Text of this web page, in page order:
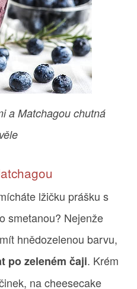
a Matchagou chutná
lžičku prášku s
smetanou? Nejenže
hnědozelenou barvu,
po zeleném čaji. Krém
na cheesecake